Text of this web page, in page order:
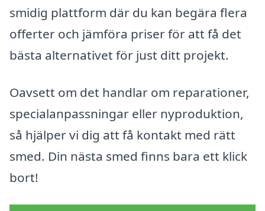
smidig plattform där du kan begära flera
offerter och jämföra priser för att få det
bästa alternativet för just ditt projekt.
Oavsett om det handlar om reparationer,
specialanpassningar eller nyproduktion,
så hjälper vi dig att få kontakt med rätt
smed. Din nästa smed finns bara ett klick
bort!